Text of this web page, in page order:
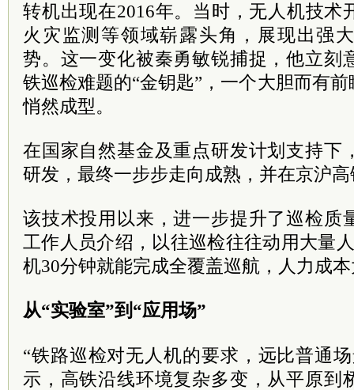
转机出现在2016年。当时，无人机技术
火灾监测等领域崭露头角，展现出强
势。这一变化被秦勇敏锐捕捉，他立刻
铁巡检难题的“金钥匙”，一个大胆而有
悄然成型。
在国家自然基金及重点研发计划支持下
研发，最终一步步走向成熟，并在京沪
该技术投用以来，进一步提升了巡检质
工作人员介绍，以往巡检往往动用大量
机30分钟就能完成全覆盖巡航，人力成
从“实验室”到“应用场”
“铁路巡检对无人机的要求，远比普通
示，高铁沿线环境复杂多变，从平原到